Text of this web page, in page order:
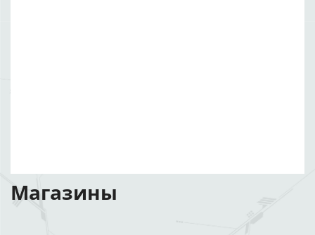
Магазины